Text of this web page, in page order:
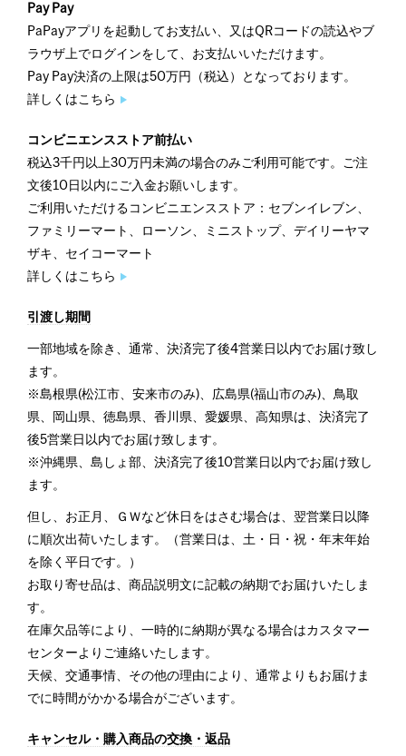
Pay Pay
PaPayアプリを起動してお支払い、又はQRコードの読込やブ
ラウザ上でログインをして、お支払いいただけます。
Pay Pay決済の上限は50万円（税込）となっております。
詳しくはこちら
コンビニエンスストア前払い
税込3千円以上30万円未満の場合のみご利用可能です。ご注
文後10日以内にご入金お願いします。
ご利用いただけるコンビニエンスストア：セブンイレブン、
ファミリーマート、ローソン、ミニストップ、デイリーヤマ
ザキ、セイコーマート
詳しくはこちら
引渡し期間
一部地域を除き、通常、決済完了後4営業日以内でお届け致し
ます。
※島根県(松江市、安来市のみ)、広島県(福山市のみ)、鳥取
県、岡山県、徳島県、香川県、愛媛県、高知県は、決済完了
後5営業日以内でお届け致します。
※沖縄県、島しょ部、決済完了後10営業日以内でお届け致し
ます。
但し、お正月、ＧＷなど休日をはさむ場合は、翌営業日以降
に順次出荷いたします。（営業日は、土・日・祝・年末年始
を除く平日です。）
お取り寄せ品は、商品説明文に記載の納期でお届けいたしま
す。
在庫欠品等により、一時的に納期が異なる場合はカスタマー
センターよりご連絡いたします。
天候、交通事情、その他の理由により、通常よりもお届けま
でに時間がかかる場合がございます。
キャンセル・購入商品の交換・返品